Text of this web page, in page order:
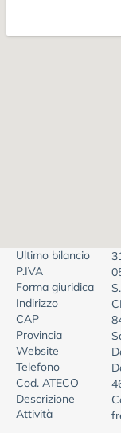
Ultimo bilancio
P.IVA
Forma giuridica
Indirizzo
CAP
Provincia
Website
Telefono
Cod. ATECO
Descrizione
Attività